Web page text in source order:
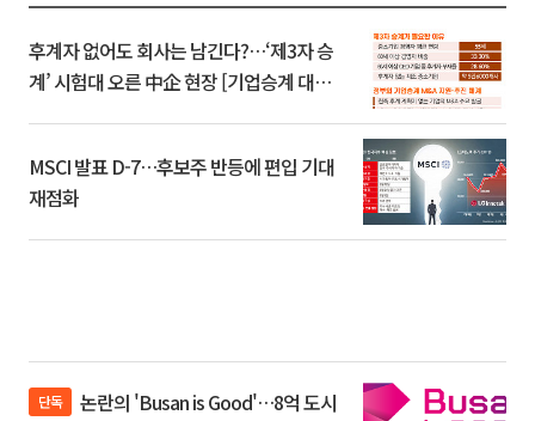
후계자 없어도 회사는 남긴다?…‘제3자 승
계’ 시험대 오른 中企 현장 [기업승계 대전
MSCI 발표 D-7…후보주 반등에 편입 기대
재점화
단독